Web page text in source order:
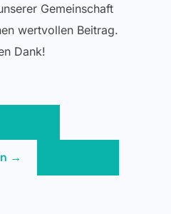
Gemeinschaft
wertvollen Beitrag.
Dank!
→